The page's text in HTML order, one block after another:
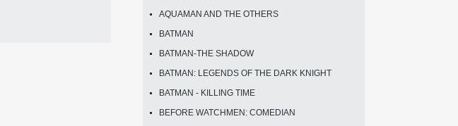
AQUAMAN AND THE OTHERS
BATMAN
BATMAN-THE SHADOW
BATMAN: LEGENDS OF THE DARK KNIGHT
BATMAN - KILLING TIME
BEFORE WATCHMEN: COMEDIAN